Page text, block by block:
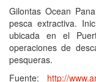
Gilontas Ocean
pesca extractiva.
ubicada en el
operaciones de
pesqueras.
Fuente: http://